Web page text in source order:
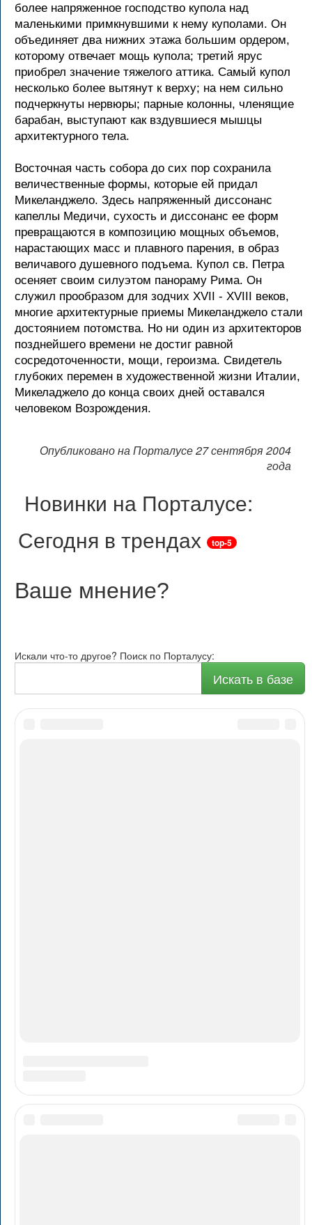
более напряженное господство купола над
маленькими примкнувшими к нему куполами. Он
объединяет два нижних этажа большим ордером,
которому отвечает мощь купола; третий ярус
приобрел значение тяжелого аттика. Самый купол
несколько более вытянут к верху; на нем сильно
подчеркнуты нервюры; парные колонны, членящие
барабан, выступают как вздувшиеся мышцы
архитектурного тела.
Восточная часть собора до сих пор сохранила
величественные формы, которые ей придал
Микеланджело. Здесь напряженный диссонанс
капеллы Медичи, сухость и диссонанс ее форм
превращаются в композицию мощных объемов,
нарастающих масс и плавного парения, в образ
величавого душевного подъема. Купол св. Петра
осеняет своим силуэтом панораму Рима. Он
служил прообразом для зодчих XVII - XVIII веков,
многие архитектурные приемы Микеланджело стали
достоянием потомства. Но ни один из архитекторов
позднейшего времени не достиг равной
сосредоточенности, мощи, героизма. Свидетель
глубоких перемен в художественной жизни Италии,
Микеладжело до конца своих дней оставался
человеком Возрождения.
Опубликовано на Порталусе 27 сентября 2004
года
Новинки на Порталусе:
Сегодня в трендах
top-5
Ваше мнение?
Искали что-то другое? Поиск по Порталусу:
Искать в базе